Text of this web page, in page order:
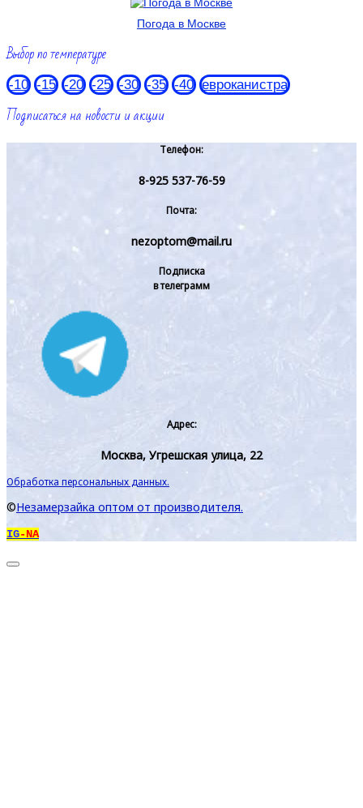
Погода в Москве
Выбор по температуре
-10 -15 -20 -25 -30 -35 -40 евроканистра
Подписаться на новости и акции
Телефон:
8-925 537-76-59
Почта:
nezoptom@mail.ru
Подписка
в телеграмм
Адрес:
Москва, Угрешская улица, 22
Обработка персональных данных.
©Незамерзайка оптом от производителя.
IG-NA